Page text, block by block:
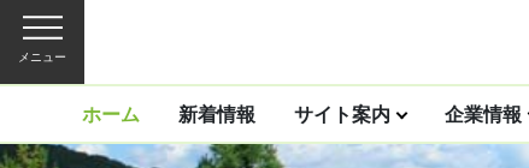
メニュー
ホーム 新着情報 サイト案内 企業情報